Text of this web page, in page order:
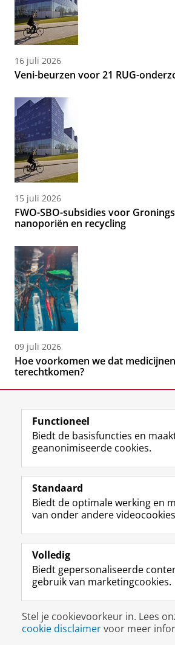
16 juli 2026
Veni-beurzen voor 21 RUG-
15 juli 2026
FWO-SBO-subsidies voor
nanoporiën en recycling
09 juli 2026
Hoe voorkomen we dat
terechtkomen?
Volg de RUG
F
a
e
b
o
p
a
i
n
a
L
i
k
e
I
-
p
g
i
n
Studiekiezers
Alumni
Over ons
Disclaimer & Copyright
Inloggen
Functioneel
Biedt de basisfuncties en
geanonimiseerde cookies.
Standaard
Biedt de optimale werking en
van onder andere
Volledig
Biedt gepersonaliseerde
gebruik van marketingcookies.
Stel je cookievoorkeur in. Lees
cookie disclaimervoor meer